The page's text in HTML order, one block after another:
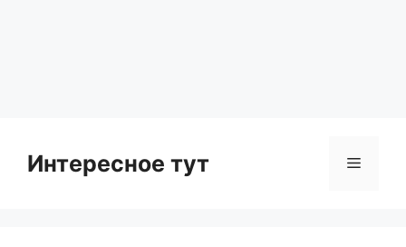
Интересное тут Menu